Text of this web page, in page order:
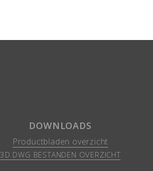
DOWNLOADS
Productbladen overzicht
3D DWG BESTANDEN OVERZICHT